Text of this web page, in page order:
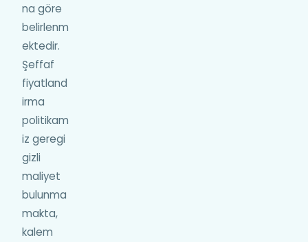
na göre
belirlenm
ektedir.
Şeffaf
fiyatland
irma
politikam
iz geregi
gizli
maliyet
bulunma
makta,
kalem